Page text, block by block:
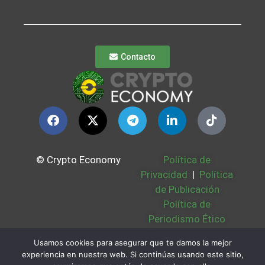
Contacto
© Crypto Economy
Política de
Privacidad | Política
de Publicación
Política de
Periodismo Ético
Bases Legales |
Usamos cookies para asegurar que te damos la mejor
experiencia en nuestra web. Si continúas usando este sitio,